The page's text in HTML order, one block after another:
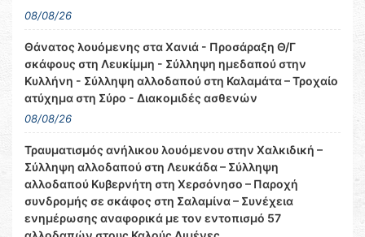
08/08/26
Θάνατος λουόμενης στα Χανιά - Προσάραξη Θ/Γ
σκάφους στη Λευκίμμη - Σύλληψη ημεδαπού στην
Κυλλήνη - Σύλληψη αλλοδαπού στη Καλαμάτα – Τροχαίο
ατύχημα στη Σύρο - Διακομιδές ασθενών
08/08/26
Τραυματισμός ανήλικου λουόμενου στην Χαλκιδική –
Σύλληψη αλλοδαπού στη Λευκάδα – Σύλληψη
αλλοδαπού Κυβερνήτη στη Χερσόνησο – Παροχή
συνδρομής σε σκάφος στη Σαλαμίνα – Συνέχεια
ενημέρωσης αναφορικά με τον εντοπισμό 57